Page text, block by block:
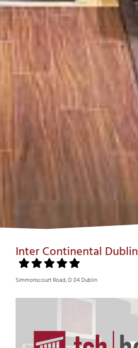
Inter Continental Dublin
Simmonscourt Road, D 04 Dublin